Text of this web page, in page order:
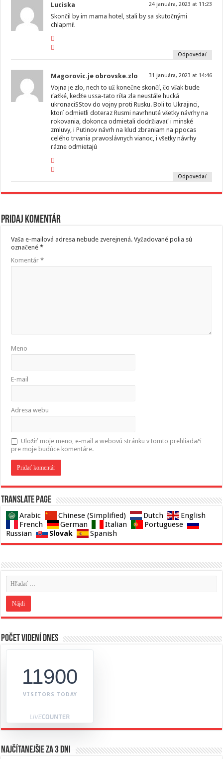
Luciska 24 januára, 2023 at 11:23
Skončil by im mama hotel, stali by sa skutočnými
chlapmi!
Odpovedať
Magorovic.je obrovske.zlo 31 januára, 2023 at 14:46
Vojna je zlo, nech to už konečne skončí, čo však bude
ťažké, kedže ussa-tato ríša zla neustále hucká
ukronaciSStov do vojny proti Rusku. Boli to Ukrajinci,
ktorí odmietli doteraz Rusmi navrhnuté všetky návrhy na
rokovania, dokonca odmietali dodržiavať i minské
zmluvy, i Putinov návrh na klud zbraniam na ppocas
celého trvania pravoslávnych vianoc, i všetky návrhy
rázne odmietajú
Odpovedať
Pridaj komentár
Vaša e-mailová adresa nebude zverejnená. Vyžadované polia sú
označené*
Komentár*
Meno
E-mail
Adresa webu
Uložiť moje meno, e-mail a webovú stránku v tomto prehliadači
pre moje budúce komentáre.
Translate page
Arabic Chinese (Simplified) Dutch
English
French
German Italian
Portuguese
Russian
Slovak Spanish
Počet videní dnes
11900
VISITORS TODAY
Najčítanejšie za 3 dni